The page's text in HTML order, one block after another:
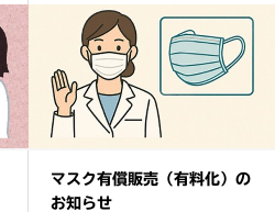
マスク有償販売（有料化）の
お知らせ